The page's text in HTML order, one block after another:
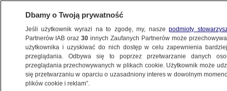
BIZNES
MOTO
Dbamy o Twoją prywatność
Jeśli użytkownik wyrazi na to zgodę, my, naszepodmioty
Partnerów IAB oraz30 innych Zaufanych Partnerów może
użytkownika i uzyskiwać do nich dostęp w celu zapewnienia
przeglądania. Odbywa się to poprzez przetwarzanie danych
przeglądania przechowywanych w plikach cookie. Użytkownik może
się przetwarzaniu w oparciu o uzasadniony interes w dowolnym
plików cookie i reklam”.